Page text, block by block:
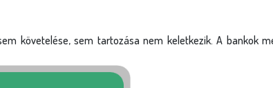
követelése, sem tartozása nem keletkezik. A bankok